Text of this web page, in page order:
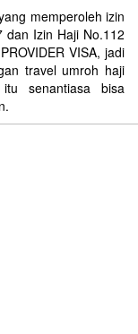
memperoleh izin
dan Izin Haji No.112
VISA, jadi
travel umroh haji
senantiasa bisa